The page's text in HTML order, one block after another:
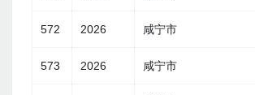
572 2026 咸宁市
573 2026 咸宁市